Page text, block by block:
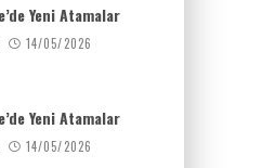
Yeni Atamalar
14/05/2026
Yeni Atamalar
14/05/2026